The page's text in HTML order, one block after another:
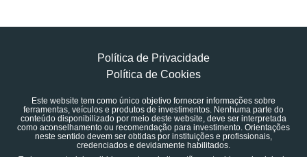
Política de Privacidade
Política de Cookies
Este website tem como único objetivo fornecer informações sobre
ferramentas, veículos e produtos de investimentos. Nenhuma parte do
conteúdo disponibilizado por meio deste website, deve ser interpretada
como aconselhamento ou recomendação para investimento. Orientações
neste sentido devem ser obtidas por instituições e profissionais,
credenciados e devidamente habilitados.